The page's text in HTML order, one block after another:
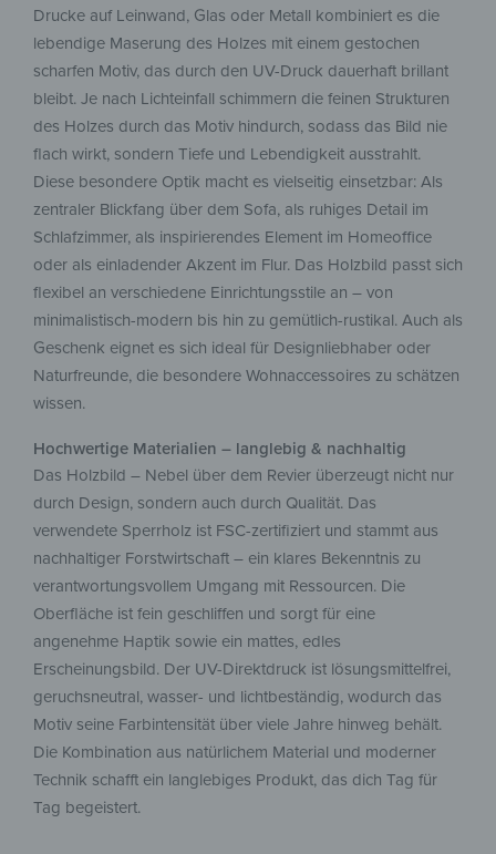
Drucke auf Leinwand, Glas oder Metall kombiniert es die
lebendige Maserung des Holzes mit einem gestochen
scharfen Motiv, das durch den UV-Druck dauerhaft brillant
bleibt. Je nach Lichteinfall schimmern die feinen Strukturen
des Holzes durch das Motiv hindurch, sodass das Bild nie
flach wirkt, sondern Tiefe und Lebendigkeit ausstrahlt.
Diese besondere Optik macht es vielseitig einsetzbar: Als
zentraler Blickfang über dem Sofa, als ruhiges Detail im
Schlafzimmer, als inspirierendes Element im Homeoffice
oder als einladender Akzent im Flur. Das Holzbild passt sich
flexibel an verschiedene Einrichtungsstile an – von
minimalistisch-modern bis hin zu gemütlich-rustikal. Auch als
Geschenk eignet es sich ideal für Designliebhaber oder
Naturfreunde, die besondere Wohnaccessoires zu schätzen
wissen.
Hochwertige Materialien – langlebig & nachhaltig
Das Holzbild – Nebel über dem Revier überzeugt nicht nur
durch Design, sondern auch durch Qualität. Das
verwendete Sperrholz ist FSC-zertifiziert und stammt aus
nachhaltiger Forstwirtschaft – ein klares Bekenntnis zu
verantwortungsvollem Umgang mit Ressourcen. Die
Oberfläche ist fein geschliffen und sorgt für eine
angenehme Haptik sowie ein mattes, edles
Erscheinungsbild. Der UV-Direktdruck ist lösungsmittelfrei,
geruchsneutral, wasser- und lichtbeständig, wodurch das
Motiv seine Farbintensität über viele Jahre hinweg behält.
Die Kombination aus natürlichem Material und moderner
Technik schafft ein langlebiges Produkt, das dich Tag für
Tag begeistert.